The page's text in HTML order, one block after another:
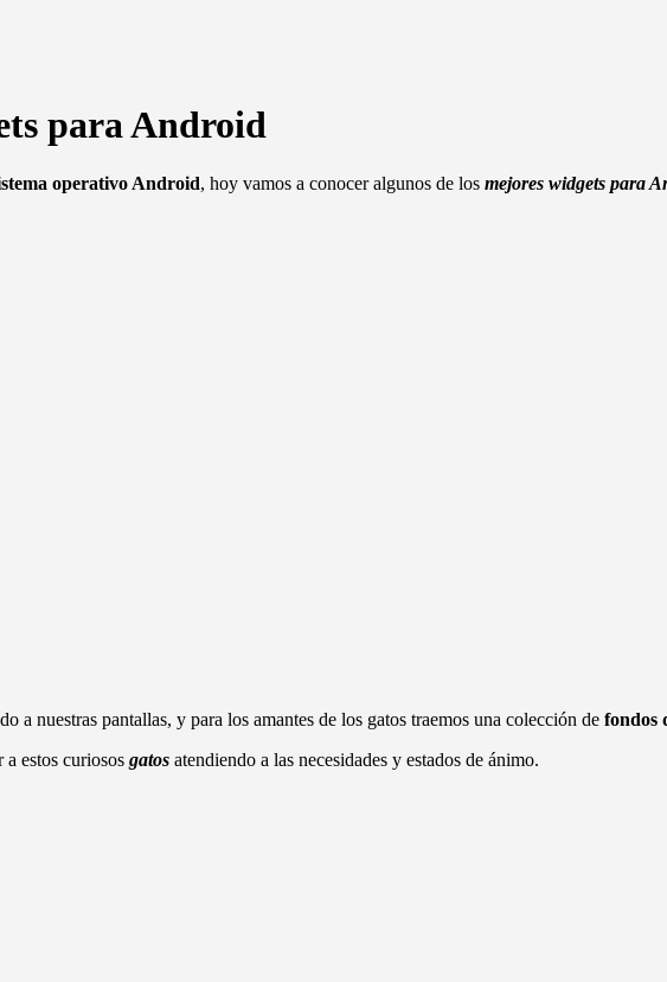
para Android
operativo Android, hoy vamos a conocer algunos de los mejores widgets para
a nuestras pantallas, y para los amantes de los gatos traemos una colección de fondos
estos curiosos gatos atendiendo a las necesidades y estados de ánimo.